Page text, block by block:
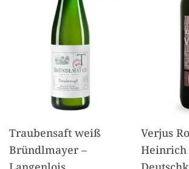
Traubensaft weiß
Bründlmayer –
Verjus
Heinrich